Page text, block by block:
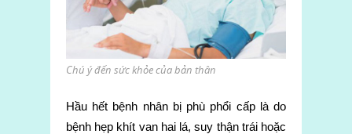
Chú ý đến sức khỏe của bản thân
Hầu hết bệnh nhân bị phù phổi cấp là do
bệnh hẹp khít van hai lá, suy thận trái hoặc